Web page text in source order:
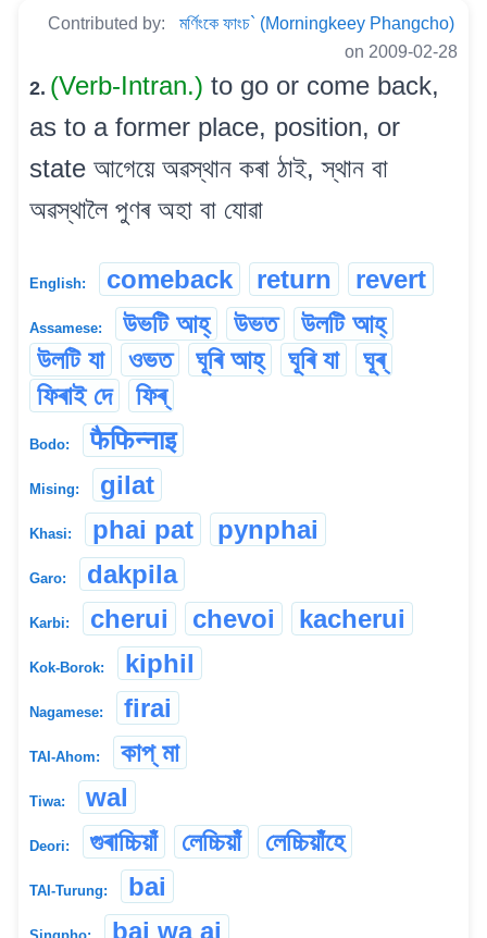
Contributed by:
মৰ্ণিংকে ফাংচ` (Morningkeey Phangcho)
on 2009-02-28
2. (Verb-Intran.) to go or come back,
as to a former place, position, or
state আগেয়ে অৱস্থান কৰা ঠাই, স্থান বা
অৱস্থালৈ পুণৰ অহা বা যোৱা
English: comeback return revert
Assamese: উভটি আহ্ উভত
উলটি আহ্
উলটি যা
ওভত ঘূৰি আহ্ ঘূৰি যা
ঘূৰ্
ফিৰাই দে
ফিৰ্‌
Bodo: फैफिन्नाइ
Mising: gilat
Khasi: phai pat pynphai
Garo: dakpila
Karbi: cherui chevoi kacherui
Kok-Borok: kiphil
Nagamese: firai
TAI-Ahom: কাপ্ মা
Tiwa: wal
Deori: গুৰাচ্চিয়াঁ লেচ্চিয়াঁ লেচ্চিয়াঁহে
TAI-Turung: bai
bai wa ai